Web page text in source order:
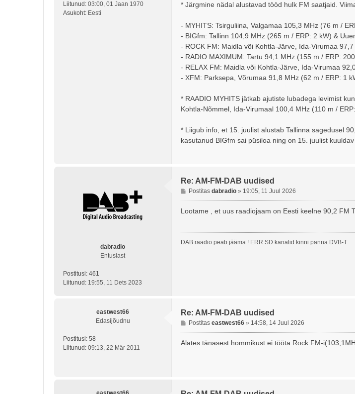
Liitunud: 03:00, 01 Jaan 1970
Asukoht: Eesti
* Järgmine nädal alustavad tööd hulk FM saatjaid.
- MYHITS: Tsirguliina, Valgamaa 105,3 MHz (76 m /
- BIGfm: Tallinn 104,9 MHz (265 m / ERP: 2 kW) &
- ROCK FM: Maidla või Kohtla-Järve, Ida-Virumaa
- RADIO MAXIMUM: Tartu 94,1 MHz (155 m / ERP:
- RELAX FM: Maidla või Kohtla-Järve, Ida-Virumaa
- XFM: Parksepa, Võrumaa 91,8 MHz (62 m / ERP: 1
* RAADIO MYHITS jätkab ajutiste lubadega levimist
Kohtla-Nõmmel, Ida-Virumaal 100,4 MHz (110 m /
* Liigub info, et 15. juulist alustab Tallinna sagedusel
kasutanud BIGfm sai püsiloa ning on 15. juulist
dabradio
Entusiast
Postitusi: 461
Liitunud: 19:55, 11 Dets 2023
Re: AM-FM-DAB uudised
P
o
s
u
Postitas dabradio» 19:05, 11 Juul 2026
Lootame , et uus raadiojaam on Eesti keelne 90,2 FM
DAB raadio peab jääma ! ERR SD kanalid kinni panna DVB-T
eastwest66
Edasijõudnu
Postitusi: 58
Liitunud: 09:13, 22 Mär 2011
Re: AM-FM-DAB uudised
P
o
s
Postitas eastwest66» 14:58, 14 Juul 2026
Alates tänasest hommikust ei tööta Rock FM-